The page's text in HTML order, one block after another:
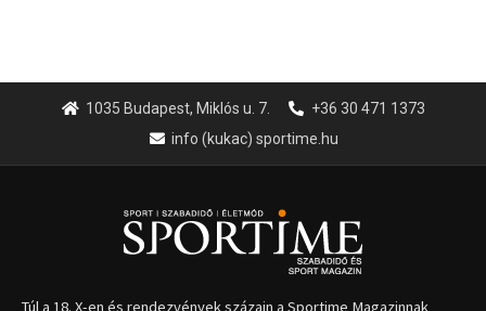
1035 Budapest, Miklós u. 7.
+36 30 471 1373
info (kukac) sportime.hu
Túl a 18. X-en és rendezvények százain a Sportime Magazinnak